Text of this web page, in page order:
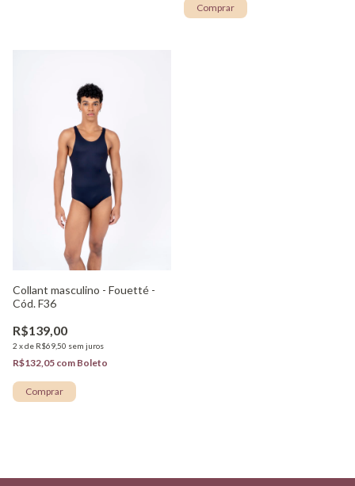
Comprar
Collant masculino - Fouetté -
Cód. F36
R$139,00
2 xde R$69,50 sem juros
R$132,05 com Boleto
Comprar